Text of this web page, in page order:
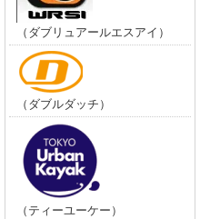
（ダブリュアールエスアイ）
（ダブルダッチ）
（ティーユーケー）